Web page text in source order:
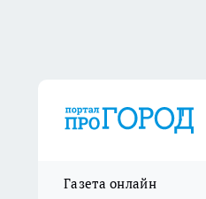
Газета онлайн